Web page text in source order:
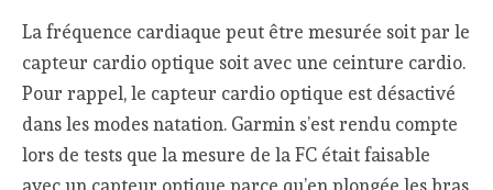
La fréquence cardiaque peut être mesurée soit par le
capteur cardio optique soit avec une ceinture cardio.
Pour rappel, le capteur cardio optique est désactivé
dans les modes natation. Garmin s’est rendu compte
lors de tests que la mesure de la FC était faisable